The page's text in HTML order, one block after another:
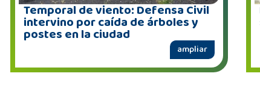
Temporal de viento: Defensa Civil
intervino por caída de árboles y
postes en la ciudad
ampliar